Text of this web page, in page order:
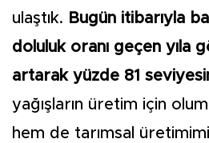
ulaştık. Bugün itibarıyla
doluluk oranı geçen yıla
artarak yüzde 81
yağışların üretim için
hem de tarımsal